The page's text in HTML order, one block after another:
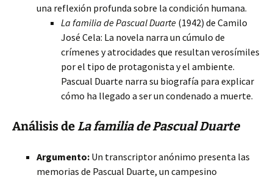
una reflexión profunda sobre la condición humana.
La familia de Pascual Duarte (1942) de Camilo
José Cela: La novela narra un cúmulo de
crímenes y atrocidades que resultan verosímiles
por el tipo de protagonista y el ambiente.
Pascual Duarte narra su biografía para explicar
cómo ha llegado a ser un condenado a muerte.
Análisis deLa familia de Pascual Duarte
Argumento: Un transcriptor anónimo presenta las
memorias de Pascual Duarte, un campesino